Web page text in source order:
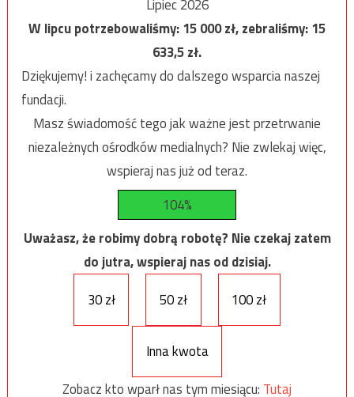
Lipiec 2026
W lipcu potrzebowaliśmy:15 000zł, zebraliśmy:15
633,5zł.
Dziękujemy! i zachęcamy do dalszego wsparcia naszej
fundacji.
Masz świadomość tego jak ważne jest przetrwanie
niezależnych ośrodków medialnych? Nie zwlekaj więc,
wspieraj nas już od teraz.
104%
Uważasz, że robimy dobrą robotę? Nie czekaj zatem
do jutra, wspieraj nas od dzisiaj.
30 zł
50 zł 100 zł
Inna kwota
Zobacz kto wparł nas tym miesiącu: Tutaj